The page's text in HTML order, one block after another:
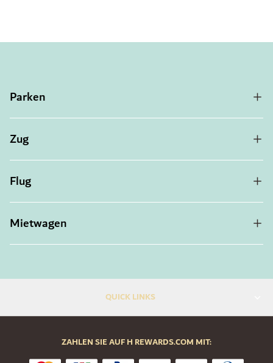
Parken
Zug
Flug
Mietwagen
QUICK LINKS
ZAHLEN SIE AUF H REWARDS.COM MIT: